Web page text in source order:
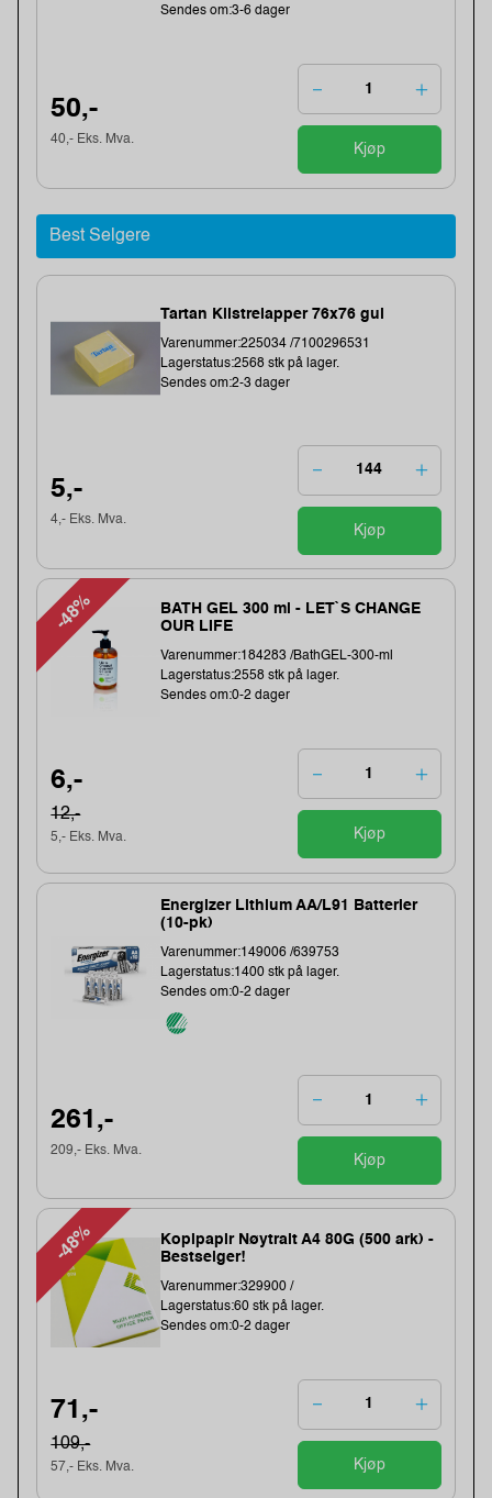
Sendes om:3-6 dager
50,-
40,- Eks. Mva.
Kjøp
Best Selgere
Tartan Klistrelapper 76x76 gul
Varenummer:225034 /7100296531
Lagerstatus:2568 stk på lager.
Sendes om:2-3 dager
5,-
4,- Eks. Mva.
Kjøp
-48%
BATH GEL 300 ml - LET`S CHANGE
OUR LIFE
Varenummer:184283 /BathGEL-300-ml
Lagerstatus:2558 stk på lager.
Sendes om:0-2 dager
6,-
12,-
5,- Eks. Mva. Kjøp
Energizer Lithium AA/L91 Batterier
(10-pk)
Varenummer:149006 /639753
Lagerstatus:1400 stk på lager.
Sendes om:0-2 dager
261,-
209,- Eks. Mva.
Kjøp
-48%
Kopipapir Nøytralt A4 80G (500 ark) -
Bestselger!
Varenummer:329900 /
Lagerstatus:60 stk på lager.
Sendes om:0-2 dager
71,-
109,-
57,- Eks. Mva. Kjøp